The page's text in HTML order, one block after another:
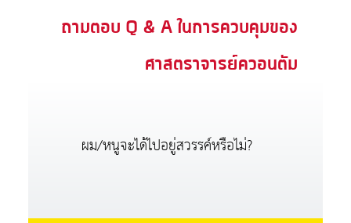
ถามตอบ Q & A ในการควบคุมของ
ศาสตราจารย์ควอนตัม
ผม/หนูจะได้ไปอยู่สวรรค์หรือไม่?